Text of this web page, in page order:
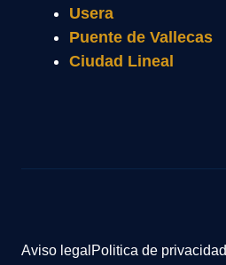
Usera
Puente de Vallecas
Ciudad Lineal
Aviso legal Politica de privacidad